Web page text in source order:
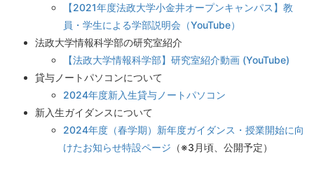
【2021年度法政大学小金井オープンキャンパス】教
員・学生による学部説明会（YouTube）
法政大学情報科学部の研究室紹介
【法政大学情報科学部】研究室紹介動画 (YouTube)
貸与ノートパソコンについて
2024年度新入生貸与ノートパソコン
新入生ガイダンスについて
2024年度（春学期）新年度ガイダンス・授業開始に向
けたお知らせ特設ページ （※3月頃、公開予定）